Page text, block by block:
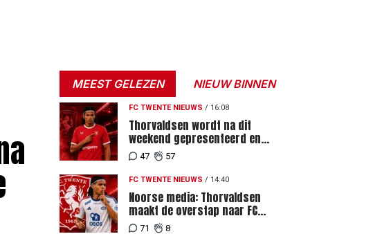
MEEST GELEZEN NIEUW BINNEN
FC TWENTE NIEUWS / 16:08
Thorvaldsen wordt na dit
weekend gepresenteerd en
tekent meerjarig contract bij FC
Twente
47 57
FC TWENTE NIEUWS / 14:40
Noorse media: Thorvaldsen
maakt de overstap naar FC
Twente
71 8